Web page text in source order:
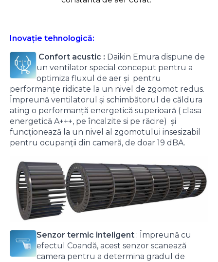
Inovație tehnologică:
Confort acustic : Daikin Emura dispune de
un ventilator special conceput pentru a
optimiza fluxul de aer și pentru
performanțe ridicate la un nivel de zgomot redus.
Împreună ventilatorul și schimbătorul de căldura
ating o performanță energetică superioară ( clasa
energetică A+++, pe încalzite si pe răcire) și
funcționează la un nivel al zgomotului insesizabil
pentru ocupanții din cameră, de doar 19 dBA.
Senzor termic inteligent : Împreună cu
efectul Coandă, acest senzor scanează
camera pentru a determina gradul de